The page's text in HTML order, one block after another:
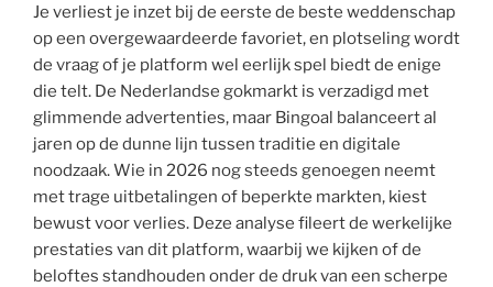
Je verliest je inzet bij de eerste de beste weddenschap
op een overgewaardeerde favoriet, en plotseling wordt
de vraag of je platform wel eerlijk spel biedt de enige
die telt. De Nederlandse gokmarkt is verzadigd met
glimmende advertenties, maar Bingoal balanceert al
jaren op de dunne lijn tussen traditie en digitale
noodzaak. Wie in 2026 nog steeds genoegen neemt
met trage uitbetalingen of beperkte markten, kiest
bewust voor verlies. Deze analyse fileert de werkelijke
prestaties van dit platform, waarbij we kijken of de
beloftes standhouden onder de druk van een scherpe